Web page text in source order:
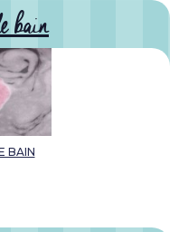
bain
BAIN